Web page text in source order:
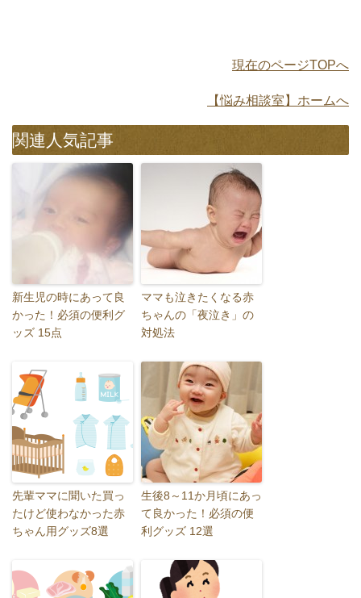
現在のページTOPへ
【悩み相談室】ホームへ
関連人気記事
新生児の時にあって良
かった！必須の便利グ
ッズ 15点
ママも泣きたくなる赤
ちゃんの「夜泣き」の
対処法
先輩ママに聞いた買っ
たけど使わなかった赤
ちゃん用グッズ8選
生後8～11か月頃にあっ
て良かった！必須の便
利グッズ 12選